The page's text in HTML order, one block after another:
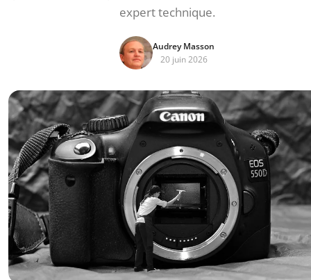
expert technique.
Audrey Masson
20 juin 2026